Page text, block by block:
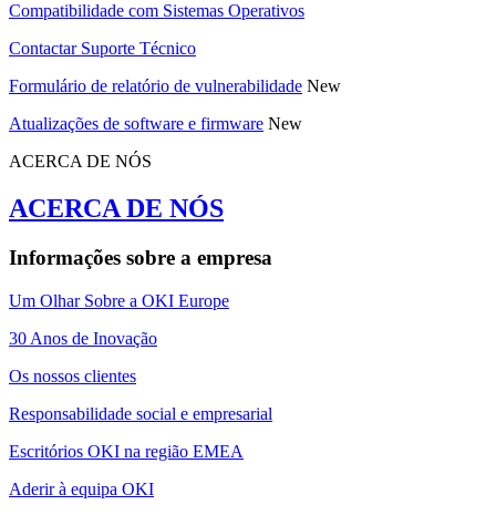
Compatibilidade com Sistemas Operativos
Contactar Suporte Técnico
Formulário de relatório de vulnerabilidade New
Atualizações de software e firmware New
ACERCA DE NÓS
ACERCA DE NÓS
Informações sobre a empresa
Um Olhar Sobre a OKI Europe
30 Anos de Inovação
Os nossos clientes
Responsabilidade social e empresarial
Escritórios OKI na região EMEA
Aderir à equipa OKI